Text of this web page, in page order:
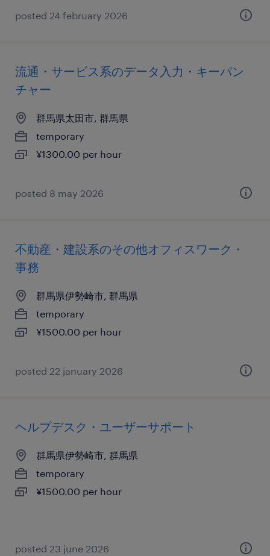
posted 24 february 2026
流通・サービス系のデータ入力・キーパン
チャー
群馬県太田市, 群馬県
temporary
¥1300.00 per hour
posted 8 may 2026
不動産・建設系のその他オフィスワーク・
事務
群馬県伊勢崎市, 群馬県
temporary
¥1500.00 per hour
posted 22 january 2026
ヘルプデスク・ユーザーサポート
群馬県伊勢崎市, 群馬県
temporary
¥1500.00 per hour
posted 23 june 2026